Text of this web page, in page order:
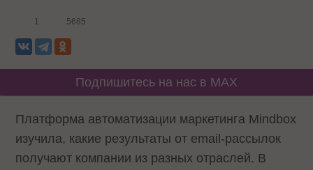
1 5685
Подпишитесь на нас в MAX
Платформа автоматизации маркетинга Mindbox
изучила, какие результаты от email-рассылок
получают компании из разных отраслей. В